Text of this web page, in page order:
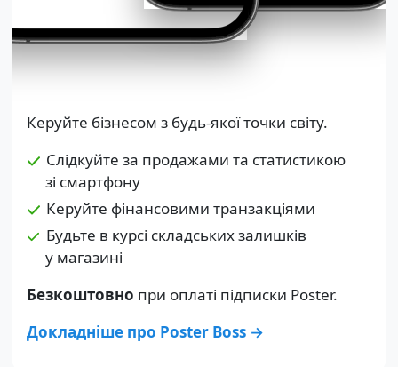
Керуйте бізнесом з будь-якої точки світу.
Слідкуйте за продажами та статистикою
зі смартфону
Керуйте фінансовими транзакціями
Будьте в курсі складських залишків
у магазині
Безкоштовно при оплаті підписки Poster.
Докладніше про Poster Boss →